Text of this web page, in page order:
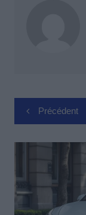
Navigation
de
l’article
Précédent